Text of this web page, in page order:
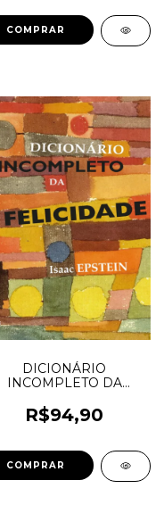
DICIONÁRIO
INCOMPLETO DA
Isaac
R$94,90